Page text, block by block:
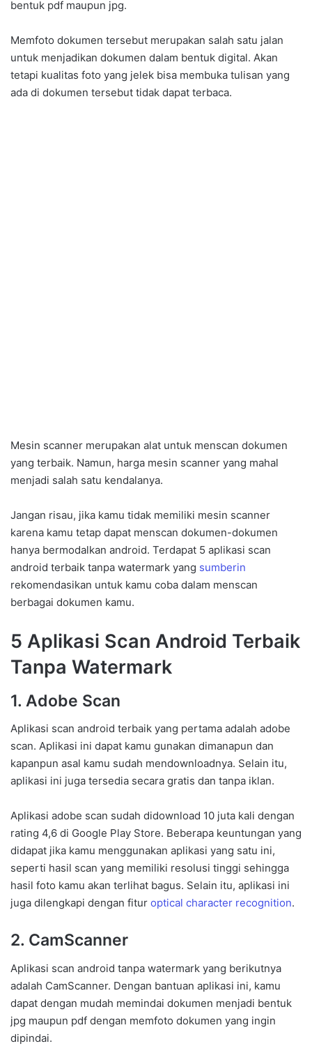
bentuk pdf maupun jpg.
Memfoto dokumen tersebut merupakan salah satu jalan
untuk menjadikan dokumen dalam bentuk digital. Akan
tetapi kualitas foto yang jelek bisa membuka tulisan yang
ada di dokumen tersebut tidak dapat terbaca.
Mesin scanner merupakan alat untuk menscan dokumen
yang terbaik. Namun, harga mesin scanner yang mahal
menjadi salah satu kendalanya.
Jangan risau, jika kamu tidak memiliki mesin scanner
karena kamu tetap dapat menscan dokumen-dokumen
hanya bermodalkan android. Terdapat 5 aplikasi scan
android terbaik tanpa watermark yang sumberin
rekomendasikan untuk kamu coba dalam menscan
berbagai dokumen kamu.
5 Aplikasi Scan Android Terbaik
Tanpa Watermark
1. Adobe Scan
Aplikasi scan android terbaik yang pertama adalah adobe
scan. Aplikasi ini dapat kamu gunakan dimanapun dan
kapanpun asal kamu sudah mendownloadnya. Selain itu,
aplikasi ini juga tersedia secara gratis dan tanpa iklan.
Aplikasi adobe scan sudah didownload 10 juta kali dengan
rating 4,6 di Google Play Store. Beberapa keuntungan yang
didapat jika kamu menggunakan aplikasi yang satu ini,
seperti hasil scan yang memiliki resolusi tinggi sehingga
hasil foto kamu akan terlihat bagus. Selain itu, aplikasi ini
juga dilengkapi dengan fitur optical character recognition.
2. CamScanner
Aplikasi scan android tanpa watermark yang berikutnya
adalah CamScanner. Dengan bantuan aplikasi ini, kamu
dapat dengan mudah memindai dokumen menjadi bentuk
jpg maupun pdf dengan memfoto dokumen yang ingin
dipindai.